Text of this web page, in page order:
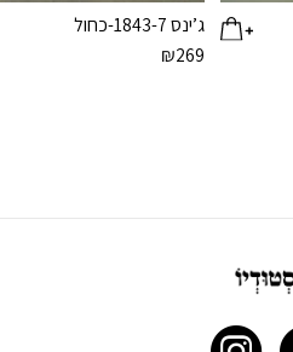
ג’ינס 1843-7-כחול
₪269